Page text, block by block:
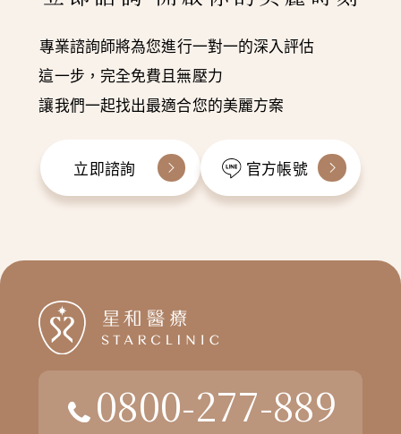
專業諮詢師將為您進行一對一的深入評估
這一步，完全免費且無壓力
讓我們一起找出最適合您的美麗方案
立即諮詢 官方帳號
0800-277-889